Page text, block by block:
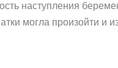
наступления
могла произойти и